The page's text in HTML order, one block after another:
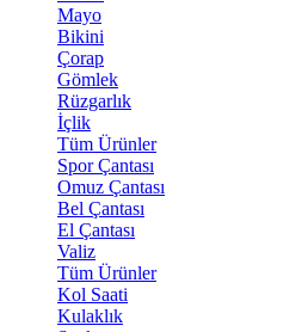
Mayo
Bikini
Çorap
Gömlek
Rüzgarlık
İçlik
Tüm Ürünler
Spor Çantası
Omuz Çantası
Bel Çantası
El Çantası
Valiz
Tüm Ürünler
Kol Saati
Kulaklık